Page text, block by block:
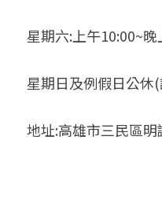
星期六:上午10:00~晚
星期日及例假日公休
地址:高雄市三民區